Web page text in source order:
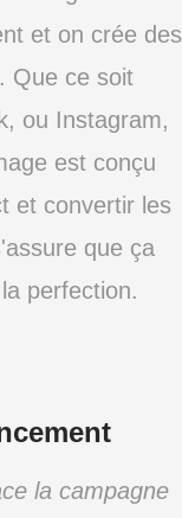
et on crée des
Que ce soit
ou Instagram,
est conçu
et convertir les
que ça
perfection.
la campagne